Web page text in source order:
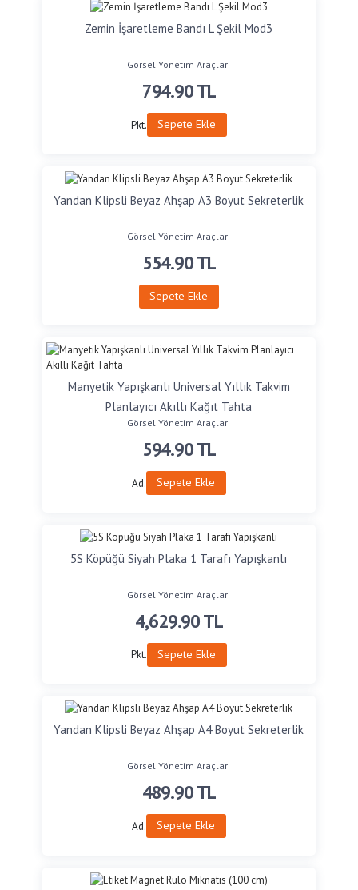
Zemin İşaretleme Bandı L Şekil Mod3
Görsel Yönetim Araçları
794.90TL
Pkt. Sepete Ekle
Yandan Klipsli Beyaz Ahşap A3 Boyut Sekreterlik
Görsel Yönetim Araçları
554.90TL
Sepete Ekle
Manyetik Yapışkanlı Universal Yıllık Takvim
Planlayıcı Akıllı Kağıt Tahta
Görsel Yönetim Araçları
594.90TL
Ad. Sepete Ekle
5S Köpüğü Siyah Plaka 1 Tarafı Yapışkanlı
Görsel Yönetim Araçları
4,629.90TL
Pkt. Sepete Ekle
Yandan Klipsli Beyaz Ahşap A4 Boyut Sekreterlik
Görsel Yönetim Araçları
489.90TL
Ad. Sepete Ekle